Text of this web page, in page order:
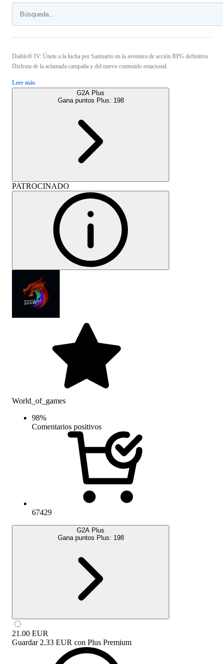
Diablo® IV: Únete a la lucha por Santuario en la aventura de acción RPG definitiva.
Disfruta de la aclamada campaña y del nuevo contenido estacional.
Leer más
G2A Plus
Gana puntos Plus: 198
PATROCINADO
World_of_games
98%
Comentarios positivos
67429
G2A Plus
Gana puntos Plus: 198
21.00 EUR
Guardar 2.33 EUR con Plus Premium